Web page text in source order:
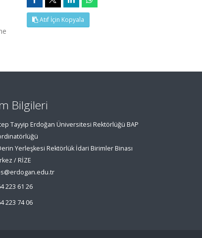
Atıf İçin Kopyala
Bilgileri
Tayyip Erdoğan Üniversitesi Rektörlüğü BAP
Yerleşkesi Rektörlük İdari Birimler Binası
/ RİZE
223 61 26
223 74 06